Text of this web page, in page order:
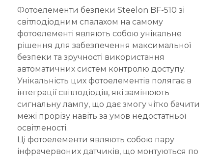
Фотоелементи безпеки Steelon BF-510 зі
світлодіодним спалахом на самому
фотоелементі являють собою унікальне
рішення для забезпечення максимальної
безпеки та зручності використання
автоматичних систем контролю доступу.
Унікальність цих фотоелементів полягає в
інтеграції світлодіодів, які замінюють
сигнальну лампу, що дає змогу чітко бачити
межі прорізу навіть за умов недостатньої
освітленості.
Ці фотоелементи являють собою пару
інфрачервоних датчиків, що монтуються по